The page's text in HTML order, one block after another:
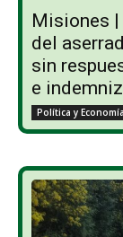
Misiones |
del
sin
e
Política y Economía